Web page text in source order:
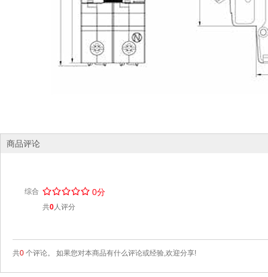
商品评论
综合 /////
..... 0分
共0人评分
共0 个评论。 如果您对本商品有什么评论或经验,欢迎分享!